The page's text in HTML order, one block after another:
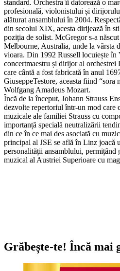
standard. Orchestra îi datorează o
profesională, violonistului și
alăturat ansamblului în 2004.
din secolul XIX, acesta dirijează în
poziția de solist. McGregor s-a
Melbourne, Australia, unde la vârsta
vioara. Din 1992 Russell locuiește în
concertmaestru și dirijor al
care cântă a fost fabricată în anul
GiuseppeTestore, aceasta fiind
Wolfgang Amadeus Mozart.
Încă de la început, Johann Strauss
dezvolte repertoriul într-un mod care
muzicale ale familiei Strauss cu
importanță specială neutralizării
din ce în ce mai des asociată cu
principal al JSE se află în Linz joacă
personalității ansamblului, permițând
muzical al Austriei Superioare cu
Grăbește-te! Încă mai